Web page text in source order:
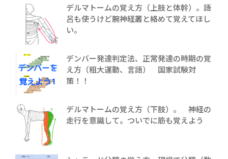
デルマトームの覚え方（上肢と体幹）。語
呂も使うけど腕神経叢と絡めて覚えてほし
い。
デンバー発達判定法、正常発達の時期の覚
え方（粗大運動、言語） 国家試験対
策！！
デルマトームの覚え方（下肢）。 神経の
走行を意識して。ついでに筋も覚えよう